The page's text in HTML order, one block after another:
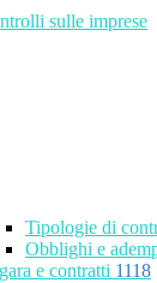
sulle imprese
Tipologie di
Obblighi e
e contratti 1118